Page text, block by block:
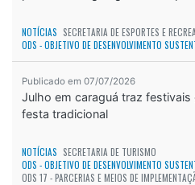
NOTÍCIAS SECRETARIA DE ESPORTES E
ODS - OBJETIVO DE DESENVOLVIMENTO
Publicado em 07/07/2026
Julho em caraguá traz
festa tradicional
NOTÍCIAS SECRETARIA DE TURISMO
ODS - OBJETIVO DE DESENVOLVIMENTO
ODS 17 - PARCERIAS E MEIOS DE